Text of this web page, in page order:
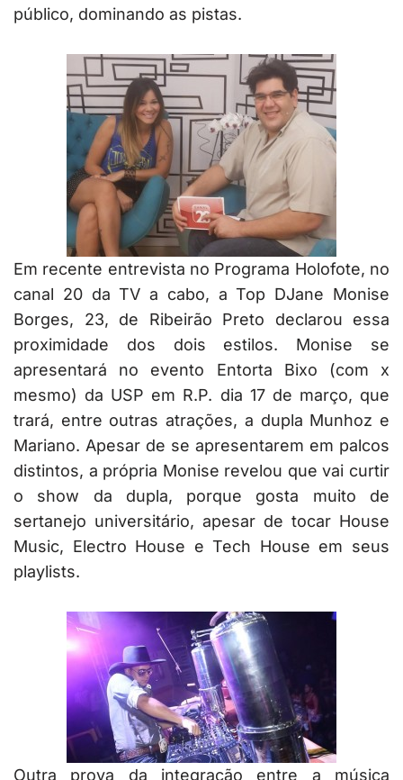
público, dominando as pistas.
Em recente entrevista no Programa Holofote, no
canal 20 da TV a cabo, a Top DJane Monise
Borges, 23, de Ribeirão Preto declarou essa
proximidade dos dois estilos. Monise se
apresentará no evento Entorta Bixo (com x
mesmo) da USP em R.P. dia 17 de março, que
trará, entre outras atrações, a dupla Munhoz e
Mariano. Apesar de se apresentarem em palcos
distintos, a própria Monise revelou que vai curtir
o show da dupla, porque gosta muito de
sertanejo universitário, apesar de tocar House
Music, Electro House e Tech House em seus
playlists.
Outra prova da integração entre a música